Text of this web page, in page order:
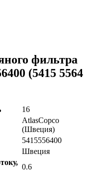
фильтра
(5415 5564
16
AtlasCopco
(Швеция)
5415556400
Швеция
0.6